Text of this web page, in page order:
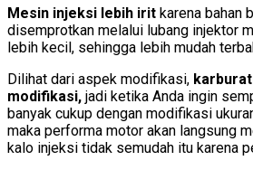
Mesin injeksi lebih irit karena bahan
disemprotkan melalui lubang injektor
lebih kecil, sehingga lebih mudah
Dilihat dari aspek modifikasi,
modifikasi, jadi ketika Anda ingin
banyak cukup dengan modifikasi
maka performa motor akan langsung
kalo injeksi tidak semudah itu karena